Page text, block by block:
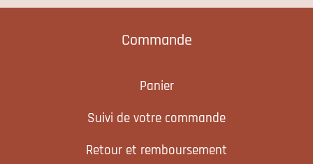
Commande
Panier
Suivi de votre commande
Retour et remboursement